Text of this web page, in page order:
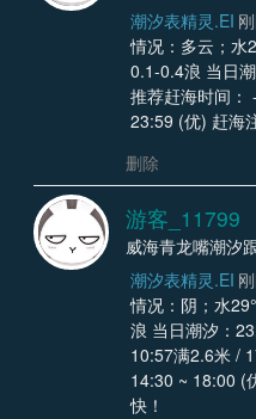
潮汐表精灵.EI
情况：多云；水
0.1-0.4浪 当日
推荐赶海时间：
23:59 (优) 赶海
删除
游客_11799
威海青龙嘴潮汐
潮汐表精灵.EI
情况：阴；水
浪 当日潮汐：
10:57满2.6米 /
14:30 ~ 18:00 (
快！